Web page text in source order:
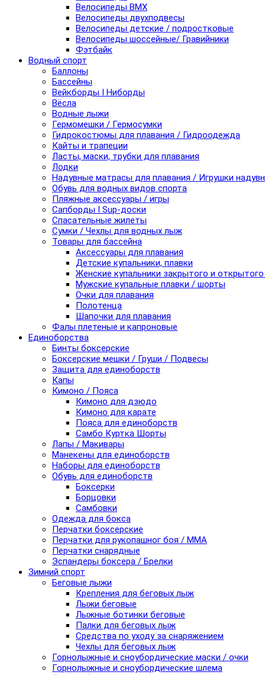
Велосипеды BMX
Велосипеды двухподвесы
Велосипеды детские / подростковые
Велосипеды шоссейные/ Гравийники
Фэтбайк
Водный спорт
Баллоны
Бассейны
Вейкборды I Ниборды
Вёсла
Водные лыжи
Гермомешки / Гермосумки
Гидрокостюмы для плавания / Гидроодежда
Кайты и трапеции
Ласты, маски, трубки для плавания
Лодки
Надувные матрасы для плавания / Игрушки
Обувь для водных видов спорта
Пляжные аксессуары / игры
Сапборды I Sup-доски
Спасательные жилеты
Сумки / Чехлы для водных лыж
Товары для бассейна
Аксессуары для плавания
Детские купальники, плавки
Женские купальники закрытого и
Мужские купальные плавки / шорты
Очки для плавания
Полотенца
Шапочки для плавания
Фалы плетеные и капроновые
Единоборства
Бинты боксерские
Боксерские мешки / Груши / Подвесы
Защита для единоборств
Капы
Кимоно / Пояса
Кимоно для дзюдо
Кимоно для карате
Пояса для единоборств
Самбо Куртка Шорты
Лапы / Макивары
Манекены для единоборств
Наборы для единоборств
Обувь для единоборств
Боксерки
Борцовки
Самбовки
Одежда для бокса
Перчатки боксерские
Перчатки для рукопашног боя / ММА
Перчатки снарядные
Эспандеры боксера / Брелки
Зимний спорт
Беговые лыжи
Крепления для беговых лыж
Лыжи беговые
Лыжные ботинки беговые
Палки для беговых лыж
Средства по уходу за снаряжением
Чехлы для беговых лыж
Горнолыжные и сноубордические маски / очки
Горнолыжные и сноубордические шлема